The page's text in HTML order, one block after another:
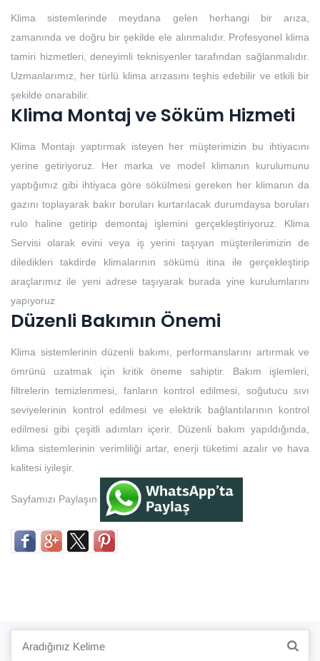
Klima sistemlerinde meydana gelen herhangi bir arıza,
zamanında ve doğru bir şekilde ele alınmalıdır. Profesyonel klima
tamiri hizmetleri, deneyimli teknisyenler tarafından sağlanmalıdır.
Uzmanlarımız, her türlü klima arızasını teşhis edebilir ve etkili bir
şekilde onarabilir.
Klima Montaj ve Söküm Hizmeti
Klima Montajı yaptırmak isteyen her müşterimizin bu ihtiyacını
yerine getiriyoruz. Her marka ve model klimanın kurulumunu
yaptığımız gibi ihtiyaca göre sökülmesi gereken her klimanın da
gazını toplayarak bakır boruları kurtarılacak durumdaysa boruları
rulo haline getirip demontaj işlemini gerçekleştiriyoruz. Klima
Servisi olarak evini veya iş yerini taşıyan müşterilerimizin de
diledikleri takdirde klimalarının sökümü itina ile gerçekleştirip
araçlarımız ile yeni adrese taşıyarak burada yine kurulumlarını
yapıyoruz
Düzenli Bakımın Önemi
Klima sistemlerinin düzenli bakımı, performanslarını artırmak ve
ömrünü uzatmak için kritik öneme sahiptir. Bakım işlemleri,
filtrelerin temizlenmesi, fanların kontrol edilmesi, soğutucu sıvı
seviyelerinin kontrol edilmesi ve elektrik bağlantılarının kontrol
edilmesi gibi çeşitli adımları içerir. Düzenli bakım yapıldığında,
klima sistemlerinin verimliliği artar, enerji tüketimi azalır ve hava
kalitesi iyileşir.
Sayfamızı Paylaşın